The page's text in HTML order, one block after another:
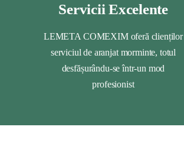
Servicii Excelente
LEMETA COMEXIM oferă clienților
serviciul de aranjat morminte, totul
desfășurându-se într-un mod
profesionist